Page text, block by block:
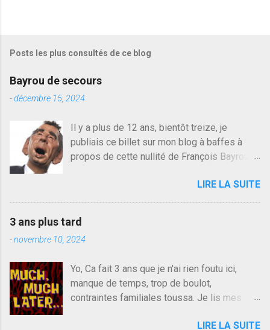
Posts les plus consultés de ce blog
Bayrou de secours
-décembre 15, 2024
Il y a plus de 12 ans, bientôt treize, je
publiais ce billet sur mon blog à baffes à
propos de cette nullité de François Bayrou. Il
quelqu'un, je ne parle pas des couples mais
des amis ou des valeurs dans lesquels on
croit. François Bayrou est en passe de
devenir le traite d'une partie de son électorat
et c'est par la presse qu'on l'apprend. On
plus proche de Sarkozy que de Hollande,
sinon il serait candidat du centre de la
gauche molle mais quand on écoutait ses
LIRE LA SUITE
3 ans plus tard
-novembre 10, 2024
Yo, Ca fait 3 ans que je n'ai rien foutu ici,
manque de temps, trop de boulot,
contraintes familiales toussa. Je lis mes
lecture mais je commente rarement, j'ai eu un
LIRE LA SUITE